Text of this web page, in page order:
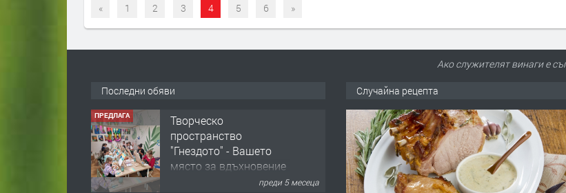
« 1 2 3 4 5 6 »
Ако служителят винаги е
Последни обяви
ПРЕДЛАГА
Творческо
пространство
"Гнездото" - Вашето
място за вдъхновение
преди 5 месеца
Случайна рецепта